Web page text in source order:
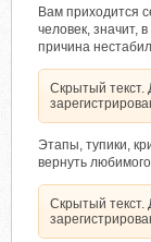
Вам приходится
человек, значит,
причина
Скрытый текст.
Этапы, тупики,
вернуть
Скрытый текст.